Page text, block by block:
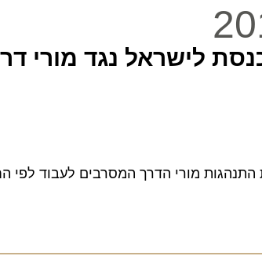
לישראל נגד מורי דרך
מורי הדרך המסרבים לעבוד לפי החוק